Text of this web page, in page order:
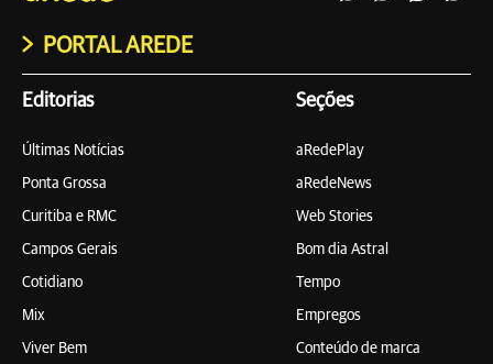
PORTAL AREDE
Editorias
Últimas Notícias
Ponta Grossa
Curitiba e RMC
Campos Gerais
Cotidiano
Mix
Viver Bem
Seções
aRedePlay
aRedeNews
Web Stories
Bom dia Astral
Tempo
Empregos
Conteúdo de marca